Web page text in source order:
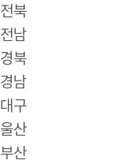
전북
전남
경북
경남
대구
울산
부산